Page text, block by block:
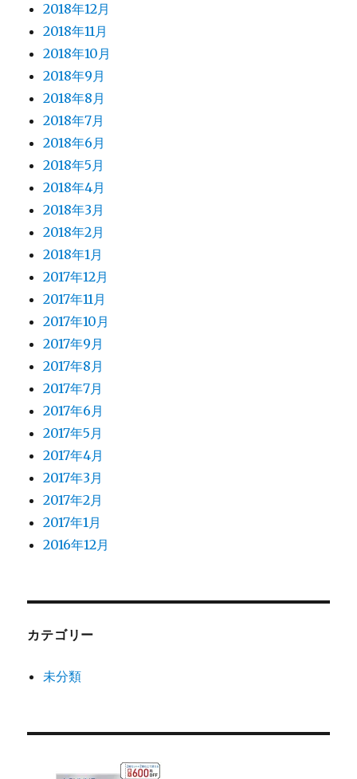
2018年12月
2018年11月
2018年10月
2018年9月
2018年8月
2018年7月
2018年6月
2018年5月
2018年4月
2018年3月
2018年2月
2018年1月
2017年12月
2017年11月
2017年10月
2017年9月
2017年8月
2017年7月
2017年6月
2017年5月
2017年4月
2017年3月
2017年2月
2017年1月
2016年12月
カテゴリー
未分類